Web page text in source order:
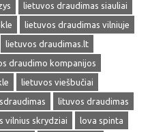
lietuvos draudimas siauliai
lietuvos draudimas vilniuje
lietuvos draudimas.lt
draudimo kompanijos
lietuvos viešbučiai
lituvos draudimas
vilnius skrydziai
lova spinta